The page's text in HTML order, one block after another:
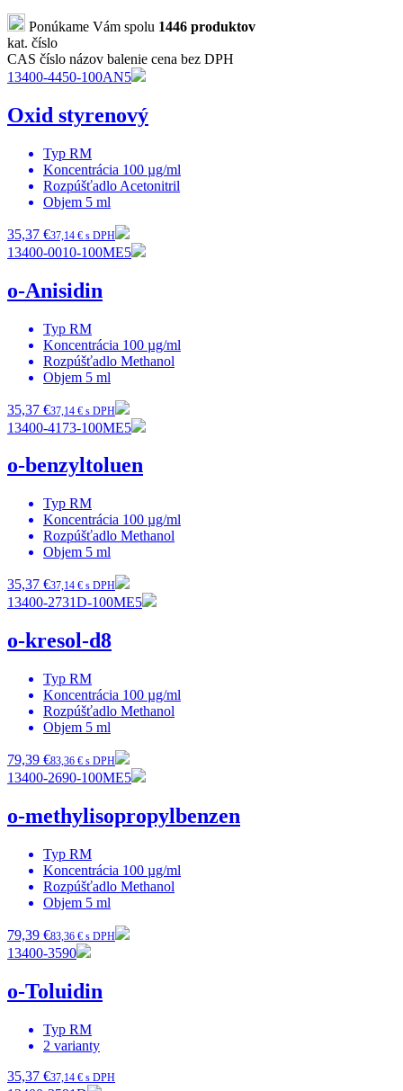
Ponúkame Vám spolu 1446 produktov
kat. číslo
CAS číslo názov balenie cena bez DPH
13400-4450-100AN5
Oxid styrenový
Typ RM
Koncentrácia 100 µg/ml
Rozpúšťadlo Acetonitril
Objem 5 ml
35,37 €37,14 € s DPH
13400-0010-100ME5
o-Anisidin
Typ RM
Koncentrácia 100 µg/ml
Rozpúšťadlo Methanol
Objem 5 ml
35,37 €37,14 € s DPH
13400-4173-100ME5
o-benzyltoluen
Typ RM
Koncentrácia 100 µg/ml
Rozpúšťadlo Methanol
Objem 5 ml
35,37 €37,14 € s DPH
13400-2731D-100ME5
o-kresol-d8
Typ RM
Koncentrácia 100 µg/ml
Rozpúšťadlo Methanol
Objem 5 ml
79,39 €83,36 € s DPH
13400-2690-100ME5
o-methylisopropylbenzen
Typ RM
Koncentrácia 100 µg/ml
Rozpúšťadlo Methanol
Objem 5 ml
79,39 €83,36 € s DPH
13400-3590
o-Toluidin
Typ RM
2 varianty
35,37 €37,14 € s DPH